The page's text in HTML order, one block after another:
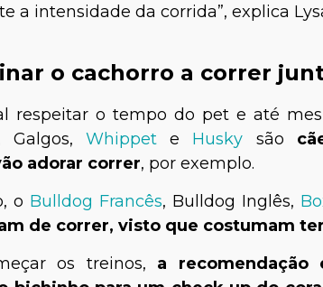
a intensidade da corrida”, explica
o cachorro a correr
respeitar o tempo do pet e até
Galgos,Whippet e Husky são
adorar correr, por exemplo.
o Bulldog Francês, Bulldog Inglês,
de correr, visto que costumam
os treinos, a